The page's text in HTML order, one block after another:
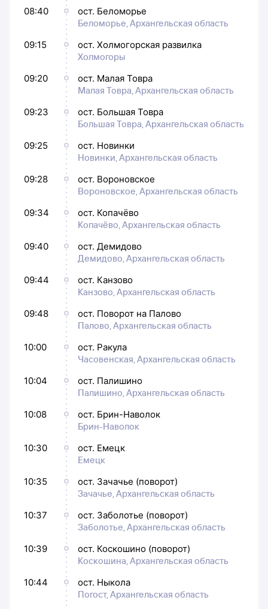
08:40
ост. Беломорье
Беломорье, Архангельская область
09:15
ост. Холмогорская развилка
Холмогоры
09:20
ост. Малая Товра
Малая Товра, Архангельская область
09:23
ост. Большая Товра
Большая Товра, Архангельская область
09:25
ост. Новинки
Новинки, Архангельская область
09:28
ост. Вороновское
Вороновское, Архангельская область
09:34
ост. Копачёво
Копачёво, Архангельская область
09:40
ост. Демидово
Демидово, Архангельская область
09:44
ост. Канзово
Канзово, Архангельская область
09:48
ост. Поворот на Палово
Палово, Архангельская область
10:00
ост. Ракула
Часовенская, Архангельская область
10:04
ост. Палишино
Палишино, Архангельская область
10:08
ост. Брин-Наволок
Брин-Наволок
10:30
ост. Емецк
Емецк
10:35
ост. Зачачье (поворот)
Зачачье, Архангельская область
10:37
ост. Заболотье (поворот)
Заболотье, Архангельская область
10:39
ост. Коскошино (поворот)
Коскошина, Архангельская область
10:44
ост. Ныкола
Погост, Архангельская область